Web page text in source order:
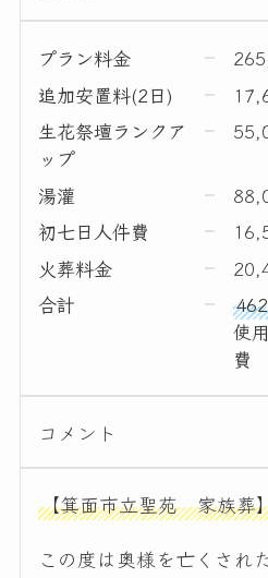
プラン料金
追加安置料(2日)
生花祭壇ランクア
ップ
湯灌
初七日人件費
火葬料金
合計
使
費
コメント
【箕面市立聖苑 家族葬
この度は奥様を亡くされ